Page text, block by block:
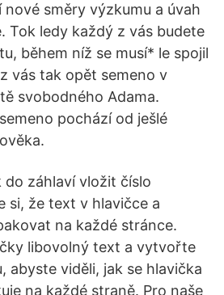
směry výzkumu a úvah
Tok ledy každý z vás budete
během níž se musí* le spojil
vás tak opět semeno v
svobodného Adama.
pochází od ješlé
do záhlaví vložit číslo
si, že text v hlavičce a
na každé stránce.
libovolný text a vytvořte
abyste viděli, jak se hlavička
na každé straně. Pro naše